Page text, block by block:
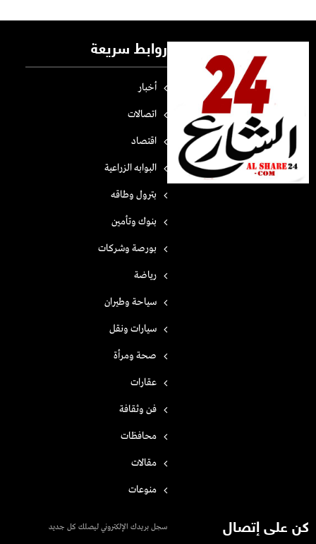
روابط سريعة
أخبار
اتصالات
اقتصاد
البوابه الزراعية
بترول وطاقه
بنوك وتأمين
بورصة وشركات
رياضة
سياحة وطيران
سيارات ونقل
صحة ومرأة
عقارات
فن وثقافة
محافظات
مقالات
منوعات
كن على إتصال سجل بريدك الإلكتروني ليصلك كل جديد